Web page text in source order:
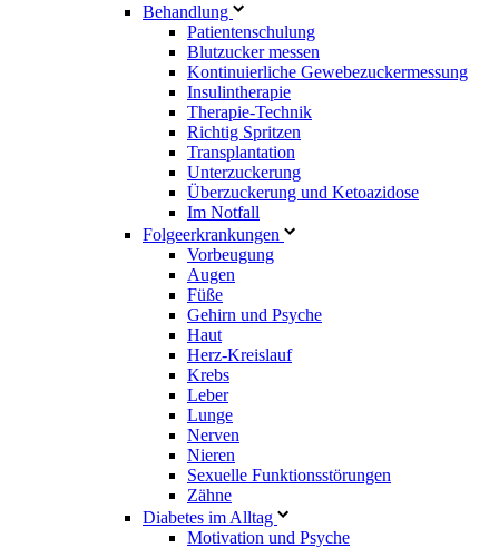
Behandlung
Patientenschulung
Blutzucker messen
Kontinuierliche Gewebezuckermessung
Insulintherapie
Therapie-Technik
Richtig Spritzen
Transplantation
Unterzuckerung
Überzuckerung und Ketoazidose
Im Notfall
Folgeerkrankungen
Vorbeugung
Augen
Füße
Gehirn und Psyche
Haut
Herz-Kreislauf
Krebs
Leber
Lunge
Nerven
Nieren
Sexuelle Funktionsstörungen
Zähne
Diabetes im Alltag
Motivation und Psyche